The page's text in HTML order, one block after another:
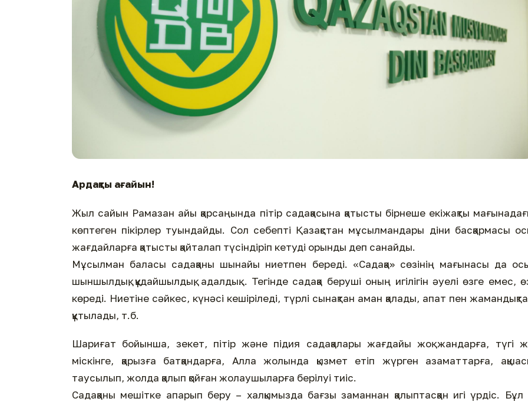
Ардақты ағайын!
Жыл сайын Рамазан айы қарсаңында пітір садақасына қатысты бірнеше екіжақты
көптеген пікірлер туындайды. Сол себепті Қазақстан мұсылмандары діни басқармасы
жағдайларға қатысты қайталап түсіндіріп кетуді орынды деп санайды.
Мұсылман баласы садақаны шынайы ниетпен береді. «Садақа» сөзінің мағынасы да
шыншылдық, құдайшылдық, адалдық... Тегінде садақа беруші оның игілігін әуелі өзге емес,
көреді. Ниетіне сәйкес, күнәсі кешіріледі, түрлі сынақтан аман қалады, апат пен
құтылады, т.б.
Шариғат бойынша, зекет, пітір және підия садақалары жағдайы жоқ жандарға, түгі
міскінге, қарызға батқандарға, Алла жолында қызмет етіп жүрген азаматтарға,
таусылып, жолда қалып қойған жолаушыларға берілуі тиіс.
Садақаны мешітке апарып беру – халқымызда бағзы заманнан қалыптасқан игі үрдіс. Бұл